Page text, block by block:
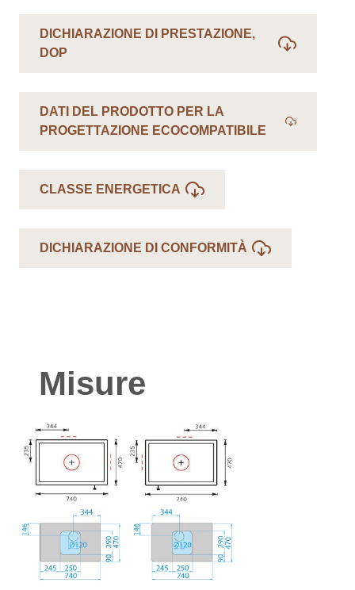
DICHIARAZIONE DI PRESTAZIONE,
DOP
DATI DEL PRODOTTO PER LA
PROGETTAZIONE ECOCOMPATIBILE
CLASSE ENERGETICA
DICHIARAZIONE DI CONFORMITÀ
Misure